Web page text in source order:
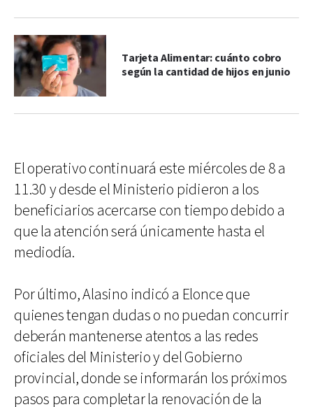
Tarjeta Alimentar: cuánto cobro
según la cantidad de hijos en junio
El operativo continuará este miércoles de 8 a
11.30 y desde el Ministerio pidieron a los
beneficiarios acercarse con tiempo debido a
que la atención será únicamente hasta el
mediodía.
Por último, Alasino indicó a Elonce que
quienes tengan dudas o no puedan concurrir
deberán mantenerse atentos a las redes
oficiales del Ministerio y del Gobierno
provincial, donde se informarán los próximos
pasos para completar la renovación de la